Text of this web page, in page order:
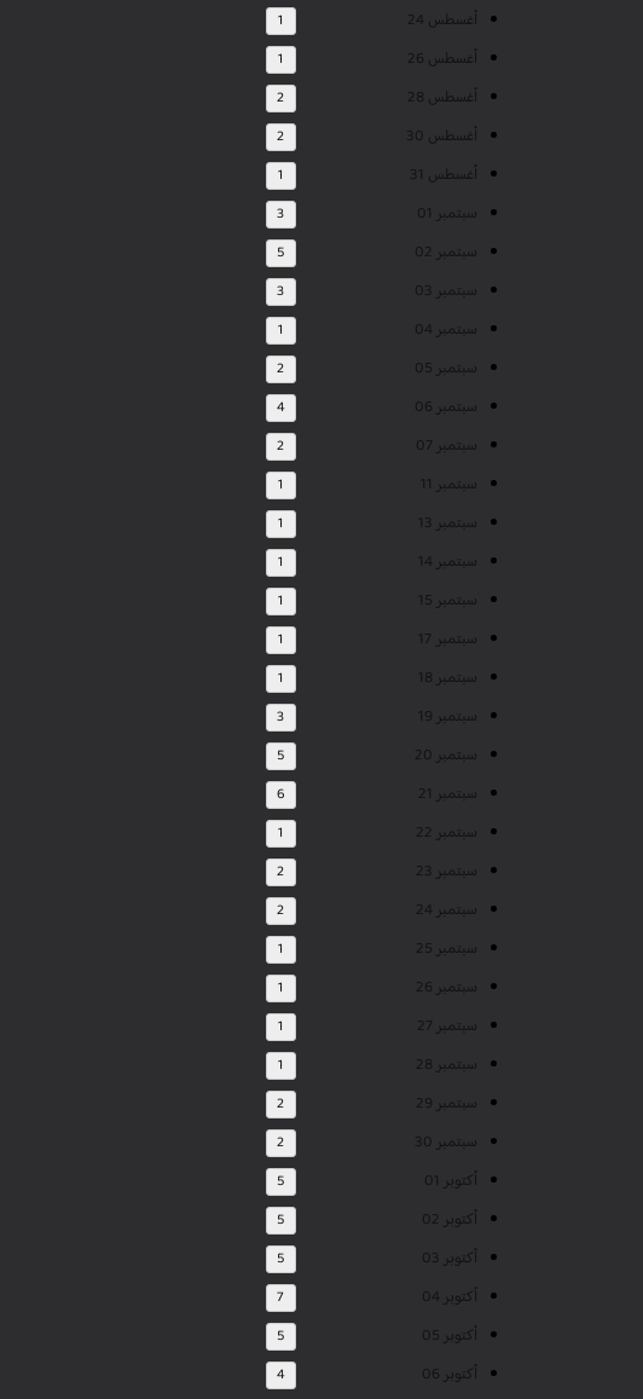
أغسطس 24 1
أغسطس 26 1
أغسطس 28 2
أغسطس 30 2
أغسطس 31 1
سبتمبر 01 3
سبتمبر 02 5
سبتمبر 03 3
سبتمبر 04 1
سبتمبر 05 2
سبتمبر 06 4
سبتمبر 07 2
سبتمبر 11 1
سبتمبر 13 1
سبتمبر 14 1
سبتمبر 15 1
سبتمبر 17 1
سبتمبر 18 1
سبتمبر 19 3
سبتمبر 20 5
سبتمبر 21 6
سبتمبر 22 1
سبتمبر 23 2
سبتمبر 24 2
سبتمبر 25 1
سبتمبر 26 1
سبتمبر 27 1
سبتمبر 28 1
سبتمبر 29 2
سبتمبر 30 2
أكتوبر 01 5
أكتوبر 02 5
أكتوبر 03 5
أكتوبر 04 7
أكتوبر 05 5
أكتوبر 06 4